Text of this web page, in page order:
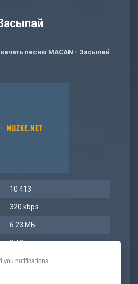
песню MACAN - Засыпай
10 413
320 kbps
6.23 МБ
2:42
11 ноябрь 2021
you notifications